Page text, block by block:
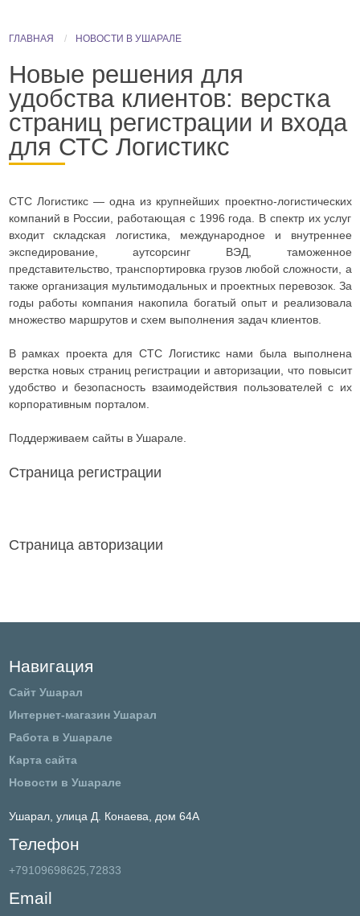
ГЛАВНАЯ НОВОСТИ В УШАРАЛЕ
Новые решения для
удобства клиентов: верстка
страниц регистрации и входа
для СТС Логистикс
СТС Логистикс — одна из крупнейших проектно-логистических
компаний в России, работающая с 1996 года. В спектр их услуг
входит складская логистика, международное и внутреннее
экспедирование, аутсорсинг ВЭД, таможенное
представительство, транспортировка грузов любой сложности, а
также организация мультимодальных и проектных перевозок. За
годы работы компания накопила богатый опыт и реализовала
множество маршрутов и схем выполнения задач клиентов.
В рамках проекта для СТС Логистикс нами была выполнена
верстка новых страниц регистрации и авторизации, что повысит
удобство и безопасность взаимодействия пользователей с их
корпоративным порталом.
Поддерживаем сайты в Ушарале.
Страница регистрации
Страница авторизации
Навигация
Сайт Ушарал
Интернет-магазин Ушарал
Работа в Ушарале
Карта сайта
Новости в Ушарале
Ушарал, улица Д. Конаева, дом 64А
Телефон
+79109698625,72833
Email